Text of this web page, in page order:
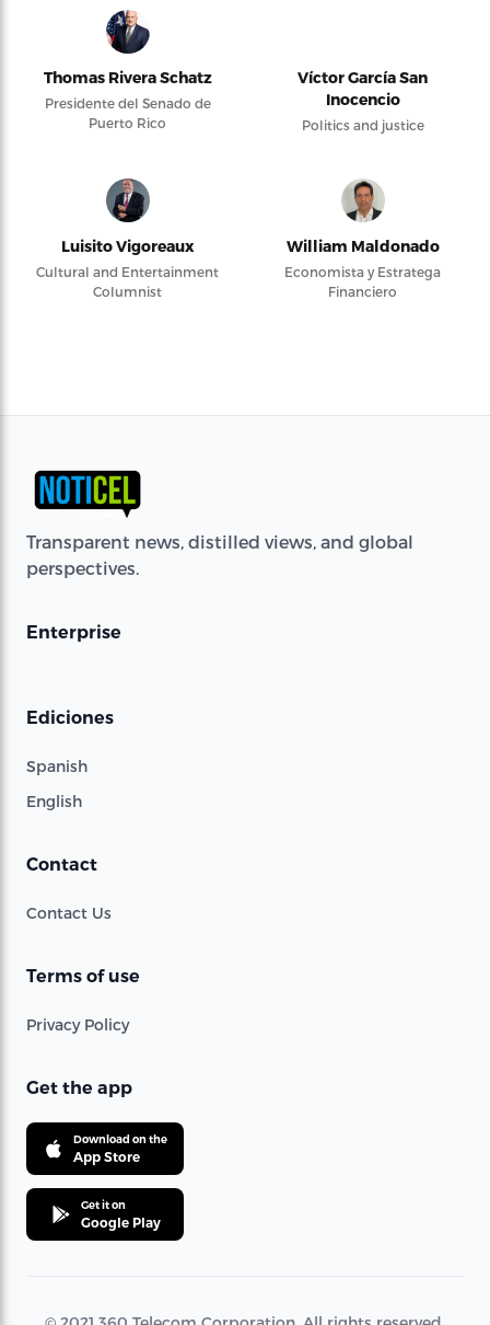
Thomas Rivera Schatz
Presidente del Senado de
Puerto Rico
Víctor García San
Inocencio
Politics and justice
Luisito Vigoreaux
Cultural and Entertainment
Columnist
William Maldonado
Economista y Estratega
Financiero
Transparent news, distilled views, and global
perspectives.
Enterprise
Ediciones
Spanish
English
Contact
Contact Us
Terms of use
Privacy Policy
Get the app
Download on the
App Store
Get it on
Google Play